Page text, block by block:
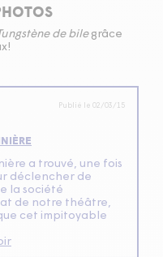
de bilegrâce
Publié le 02/03/15
a trouvé, une fois
déclencher de
la société
de notre théâtre,
cet impitoyable